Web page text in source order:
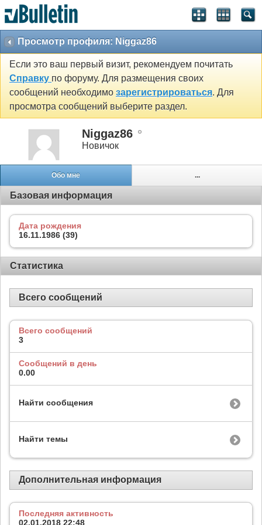
Просмотр профиля: Niggaz86
Если это ваш первый визит, рекомендуем почитать
Справку по форуму. Для размещения своих
сообщений необходимо зарегистрироваться. Для
просмотра сообщений выберите раздел.
Niggaz86
Новичок
Обо мне ...
Базовая информация
Дата рождения
16.11.1986 (39)
Статистика
Всего сообщений
Всего сообщений
3
Сообщений в день
0.00
Найти сообщения
Найти темы
Дополнительная информация
Последняя активность
02.01.2018 22:48